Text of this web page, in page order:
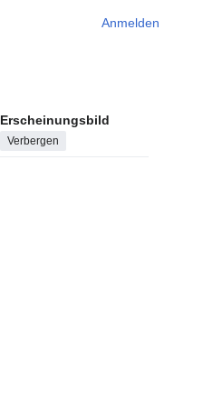
Anmelden
Erscheinungsbild
Verbergen